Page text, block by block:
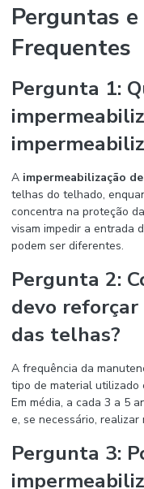
Perguntas
Frequentes
Pergunta 1:
A impermeabilização
telhas do telhado,
concentra na proteção
visam impedir a entrada
podem ser diferentes.
Pergunta 2:
devo
das telhas?
A frequência da
tipo de material utilizado
Em média, a cada 3 a 5
e, se necessário, realizar
Pergunta 3: